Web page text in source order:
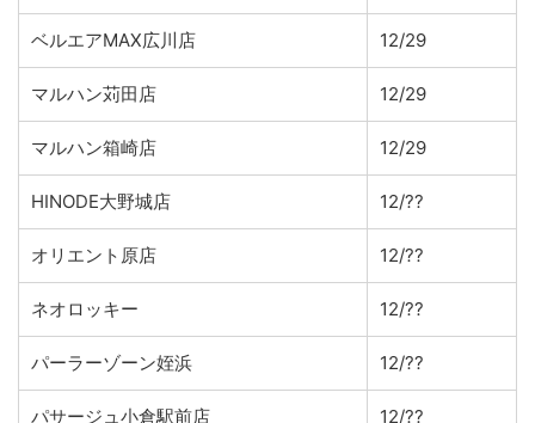
ベルエアMAX広川店 12/29
マルハン苅田店 12/29
マルハン箱崎店 12/29
HINODE大野城店 12/??
オリエント原店 12/??
ネオロッキー 12/??
パーラーゾーン姪浜 12/??
パサージュ小倉駅前店 12/??